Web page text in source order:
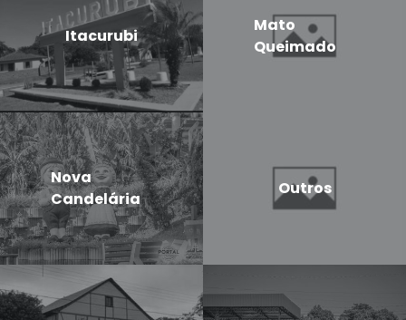
Itacurubi
Mato
Queimado
Nova
Candelária
Outros